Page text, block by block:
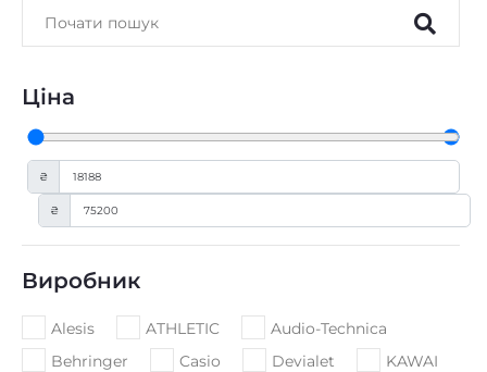
Ціна
₴
₴
Виробник
Alesis ATHLETIC
Audio-Technica
Behringer
Casio Devialet
KAWAI